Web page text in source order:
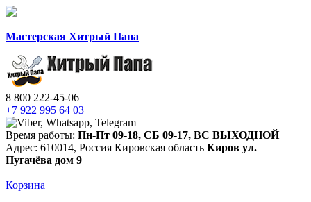
Мастерская Хитрый Папа
8 800 222-45-06
+7 922 995 64 03
Время работы: Пн-Пт 09-18, СБ 09-17, ВС ВЫХОДНОЙ
Адрес: 610014, Россия Кировская область Киров ул.
Пугачёва дом 9
Корзина